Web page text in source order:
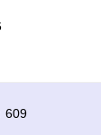
609